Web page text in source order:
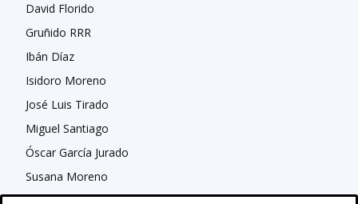
David Florido
Gruñido RRR
Ibán Díaz
Isidoro Moreno
José Luis Tirado
Miguel Santiago
Óscar García Jurado
Susana Moreno